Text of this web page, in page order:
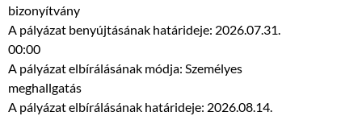
bizonyítvány
A pályázat benyújtásának határideje: 2026.07.31.
00:00
A pályázat elbírálásának módja: Személyes
meghallgatás
A pályázat elbírálásának határideje: 2026.08.14.